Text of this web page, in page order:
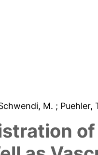
M. ; Puehler,